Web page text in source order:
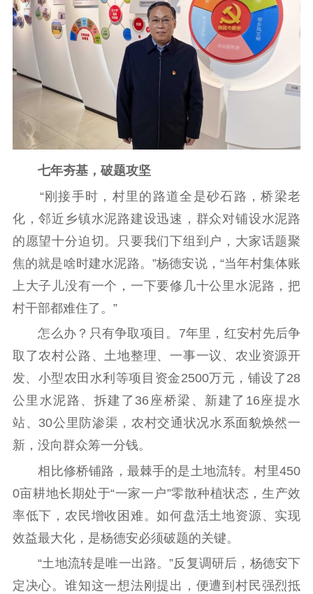
新闻宣传
主题宣传 对外宣传
新闻发布
记者之家
品牌栏目
文化文艺
精品生产 文化惠民
文化交流
体制改革
文化产业
紫金文化艺术节
品牌活动
精神文明
文明创建 文明实践
文明培育
先进典型
社会宣传
思想政治教育 爱国主义教育
全民国防教育
红色资源保护利
用
新闻出版
精品出版 全民阅读
出版监管
扫黄打非
电影工作
电影创作 电影市场
机关党建
党建要闻 学习在线
七年夯基，破题攻坚
“刚接手时，村里的路道全是砂石路，桥梁老
化，邻近乡镇水泥路建设迅速，群众对铺设水泥路
的愿望十分迫切。只要我们下组到户，大家话题聚
焦的就是啥时建水泥路。”杨德安说，“当年村集体账
上大子儿没有一个，一下要修几十公里水泥路，把
村干部都难住了。”
怎么办？只有争取项目。7年里，红安村先后争
取了农村公路、土地整理、一事一议、农业资源开
发、小型农田水利等项目资金2500万元，铺设了28
公里水泥路、拆建了36座桥梁、新建了16座提水
站、30公里防渗渠，农村交通状况水系面貌焕然一
新，没向群众筹一分钱。
相比修桥铺路，最棘手的是土地流转。村里450
0亩耕地长期处于“一家一户”零散种植状态，生产效
率低下，农民增收困难。如何盘活土地资源、实现
效益最大化，是杨德安必须破题的关键。
“土地流转是唯一出路。”反复调研后，杨德安下
定决心。谁知这一想法刚提出，便遭到村民强烈抵